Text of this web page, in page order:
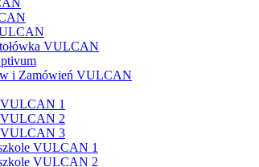
VULCAN
i Zamówień VULCAN
VULCAN 1
VULCAN 2
VULCAN 3
VULCAN 1
VULCAN 2